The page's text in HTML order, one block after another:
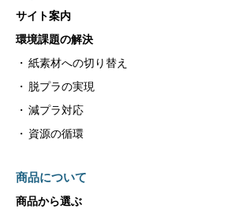
サイト案内
環境課題の解決
紙素材への切り替え
脱プラの実現
減プラ対応
資源の循環
商品について
商品から選ぶ